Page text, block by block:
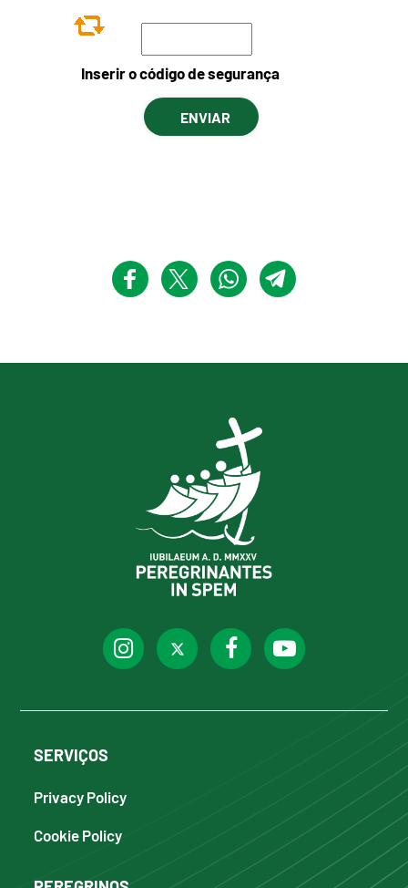
Inserir o código de segurança
ENVIAR
SERVIÇOS
Privacy Policy
Cookie Policy